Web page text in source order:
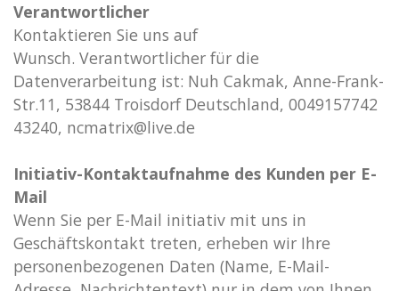
Verantwortlicher
Kontaktieren Sie uns auf
Wunsch. Verantwortlicher für die
Datenverarbeitung ist: Nuh Cakmak, Anne-Frank-
Str.11, 53844 Troisdorf Deutschland, 0049157742
43240, ncmatrix@live.de
Initiativ-Kontaktaufnahme des Kunden per E-
Mail
Wenn Sie per E-Mail initiativ mit uns in
Geschäftskontakt treten, erheben wir Ihre
personenbezogenen Daten (Name, E-Mail-